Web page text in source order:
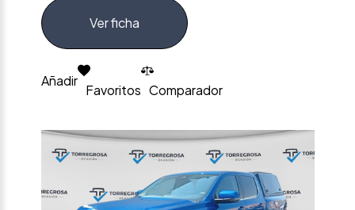
Ver ficha
Añadir
Favoritos Comparador